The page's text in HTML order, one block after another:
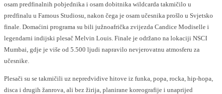
osam predfinalnih pobjednika i osam dobitnika wildcarda takmičilo u
predfinalu u Famous Studiosu, nakon čega je osam učesnika prošlo u Svjetsko
finale. Domaćini programa su bili južnoafrička zvijezda Candice Modiselle i
legendarni indijski plesač Melvin Louis. Finale je održano na lokaciji NSCI
Mumbai, gdje je više od 5.500 ljudi napravilo nevjerovatnu atmosferu za
učesnike.
Plesači su se takmičili uz nepredvidive hitove iz funka, popa, rocka, hip-hopa,
disca i drugih žanrova, ali bez žirija, planirane koreografije i unaprijed